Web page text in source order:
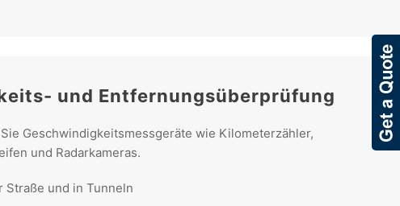
und Entfernungsüberprüfung
Geschwindigkeitsmessgeräte wie Kilometerzähler,
und Radarkameras.
Straße und in Tunneln